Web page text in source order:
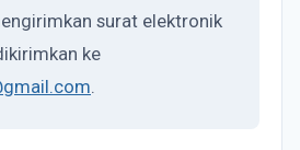
surat elektronik
ke
.